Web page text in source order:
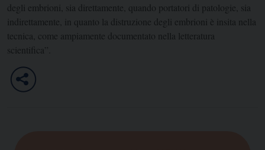
degli embrioni, sia direttamente, quando portatori di patologie, sia
indirettamente, in quanto la distruzione degli embrioni è insita nella
tecnica, come ampiamente documentato nella letteratura
scientifica”.